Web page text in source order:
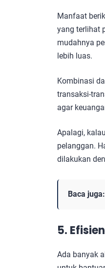
Manfaat
yang terlihat
mudahnya
lebih luas.
Kombinasi
transaksi-
agar
Apalagi,
pelanggan.
dilakukan
Baca juga:
5.
Ada banyak